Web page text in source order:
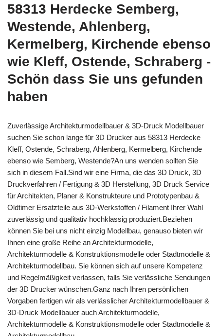
58313 Herdecke Semberg,
Westende, Ahlenberg,
Kermelberg, Kirchende ebenso
wie Kleff, Ostende, Schraberg -
Schön dass Sie uns gefunden
haben
Zuverlässige Architekturmodellbauer & 3D-Druck Modellbauer
suchen Sie schon lange für 3D Drucker aus 58313 Herdecke
Kleff, Ostende, Schraberg, Ahlenberg, Kermelberg, Kirchende
ebenso wie Semberg, Westende?An uns wenden sollten Sie
sich in diesem Fall.Sind wir eine Firma, die das 3D Druck, 3D
Druckverfahren / Fertigung & 3D Herstellung, 3D Druck Service
für Architekten, Planer & Konstrukteure und Prototypenbau &
Oldtimer Ersatzteile aus 3D-Werkstoffen / Filament Ihrer Wahl
zuverlässig und qualitativ hochklassig produziert.Beziehen
können Sie bei uns nicht einzig Modellbau, genauso bieten wir
Ihnen eine große Reihe an Architekturmodelle,
Architekturmodelle & Konstruktionsmodelle oder Stadtmodelle &
Architekturmodellbau. Sie können sich auf unsere Kompetenz
und Regelmäßigkeit verlassen, falls Sie verlässliche Sendungen
der 3D Drucker wünschen.Ganz nach Ihren persönlichen
Vorgaben fertigen wir als verlässlicher Architekturmodellbauer &
3D-Druck Modellbauer auch Architekturmodelle,
Architekturmodelle & Konstruktionsmodelle oder Stadtmodelle &